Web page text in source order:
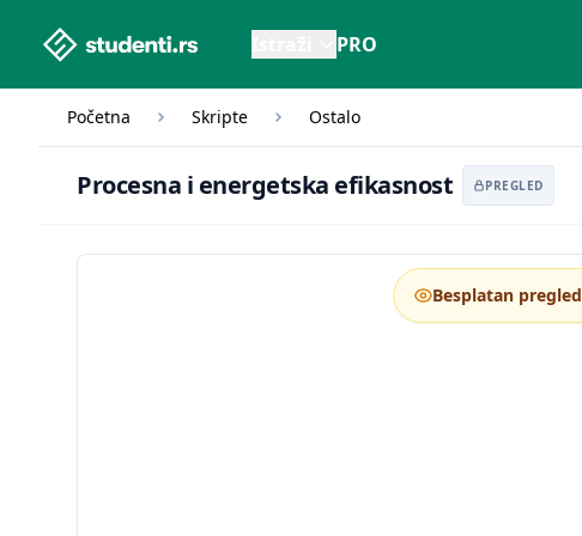
studenti.rs home page PRO
Početna Skripte Ostalo
Procesna i energetska efikasnost PREGLED
Besplatan pregled